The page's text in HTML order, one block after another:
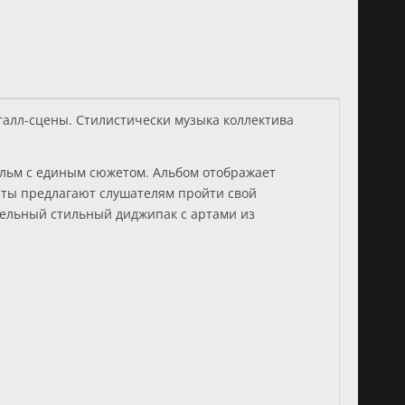
сцены. Стилистически музыка коллектива
с единым сюжетом. Альбом отображает
предлагают слушателям пройти свой
стильный диджипак с артами из